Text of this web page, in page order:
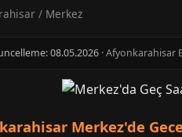
/ Merkez
08.05.2026 ·
Merkez'de